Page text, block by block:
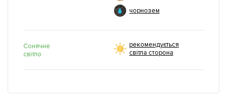
чорнозем
Сонячне
світло
рекомендується
світла сторона